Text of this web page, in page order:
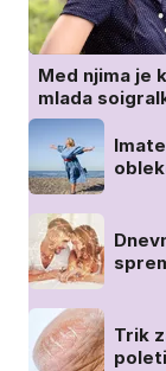
Med njima je
mlada
Trik